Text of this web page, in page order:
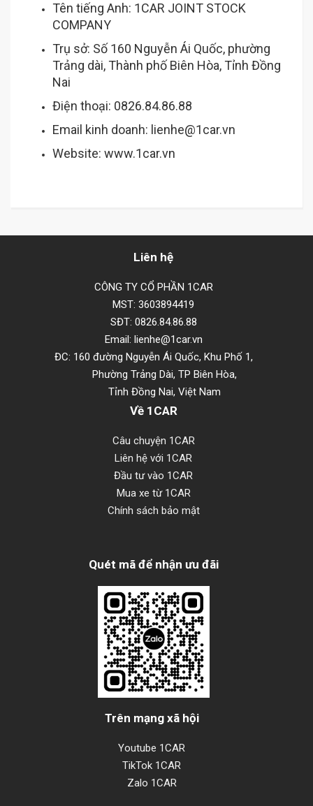
Tên tiếng Anh: 1CAR JOINT STOCK
COMPANY
Trụ sở: Số 160 Nguyễn Ái Quốc, phường
Trảng dài, Thành phố Biên Hòa, Tỉnh Đồng
Nai
Điện thoại: 0826.84.86.88
Email kinh doanh: lienhe@1car.vn
Website: www.1car.vn
Liên hệ
CÔNG TY CỔ PHẦN 1CAR
MST: 3603894419
SĐT: 0826.84.86.88
Email: lienhe@1car.vn
ĐC: 160 đường Nguyễn Ái Quốc, Khu Phố 1,
Phường Trảng Dài, TP Biên Hòa,
Tỉnh Đồng Nai, Việt Nam
Về 1CAR
Câu chuyện 1CAR
Liên hệ với 1CAR
Đầu tư vào 1CAR
Mua xe từ 1CAR
Chính sách bảo mật
Quét mã để nhận ưu đãi
Trên mạng xã hội
Youtube 1CAR
TikTok 1CAR
Zalo 1CAR